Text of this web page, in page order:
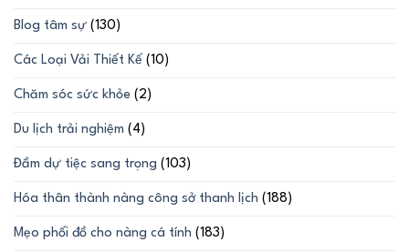
Blog tâm sự (130)
Các Loại Vải Thiết Kế (10)
Chăm sóc sức khỏe (2)
Du lịch trải nghiệm (4)
Đầm dự tiệc sang trọng (103)
Hóa thân thành nàng công sở thanh lịch (188)
Mẹo phối đồ cho nàng cá tính (183)